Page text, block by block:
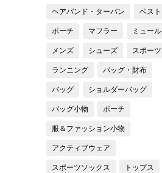
ヘアバンド・ターバン ベスト
ポーチ マフラー ミュール
メンズ シューズ スポーツ
ランニング バッグ・財布
バッグ ショルダーバッグ
バッグ小物 ポーチ
服＆ファッション小物
アクティブウェア
スポーツソックス トップス